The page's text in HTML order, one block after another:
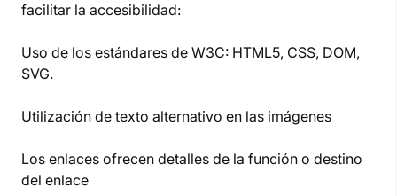
facilitar la accesibilidad:
Uso de los estándares de W3C: HTML5, CSS, DOM,
SVG.
Utilización de texto alternativo en las imágenes
Los enlaces ofrecen detalles de la función o destino
del enlace